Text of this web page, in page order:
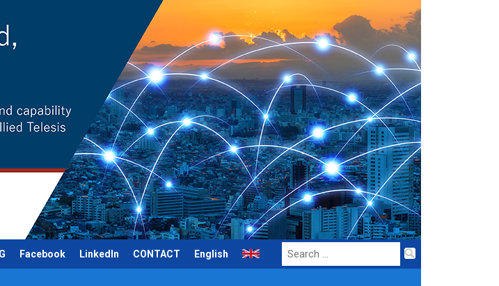
Facebook LinkedIn CONTACT English
Search
for: